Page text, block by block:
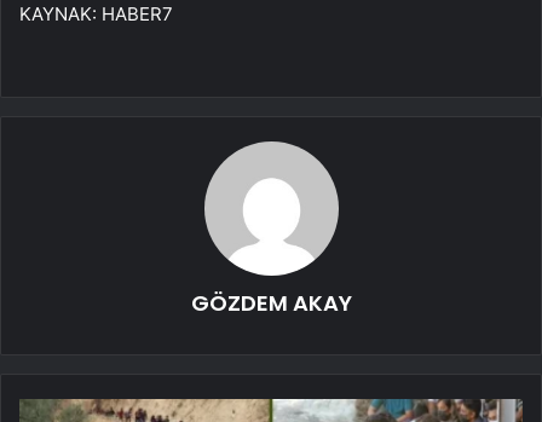
KAYNAK: HABER7
GÖZDEM AKAY